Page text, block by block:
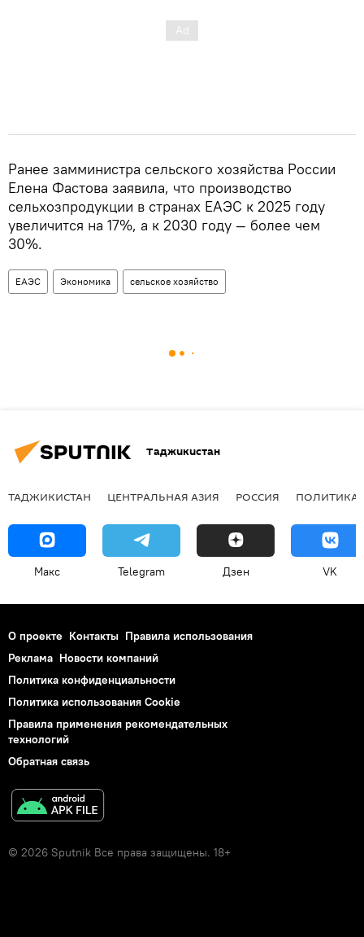
Ранее замминистра сельского хозяйства России
Елена Фастова заявила, что производство
сельхозпродукции в странах ЕАЭС к 2025 году
увеличится на 17%, а к 2030 году — более чем
30%.
ЕАЭС Экономика сельское хозяйство
Таджикистан
ТАДЖИКИСТАН ЦЕНТРАЛЬНАЯ АЗИЯ РОССИЯ ПОЛИТИКА
Макс Telegram Дзен VK
О проекте Контакты Правила использования
Реклама Новости компаний
Политика конфиденциальности
Политика использования Cookie
Правила применения рекомендательных
технологий
Обратная связь
© 2026 Sputnik Все права защищены. 18+